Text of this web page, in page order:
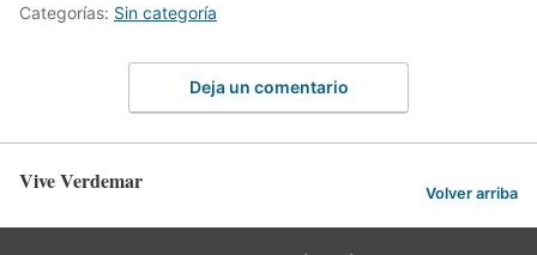
Categorías: Sin categoría
Deja un comentario
Vive Verdemar Volver arriba